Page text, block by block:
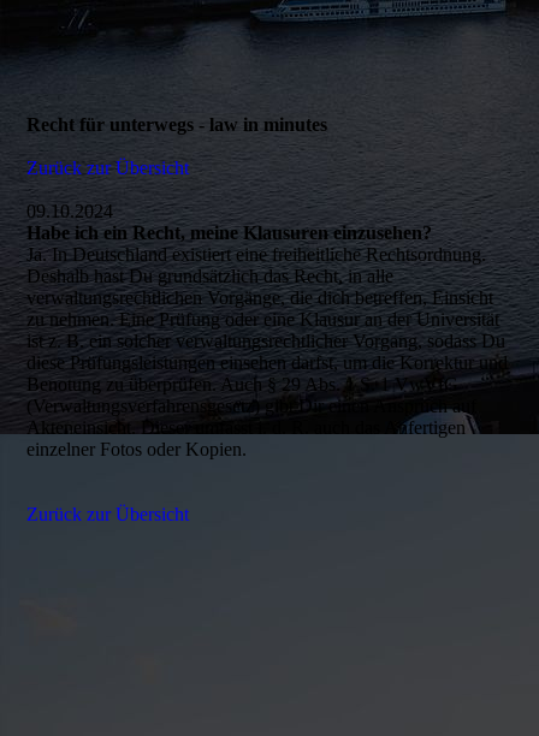
Recht für unterwegs - law in minutes
Zurück zur Übersicht
09.10.2024
Habe ich ein Recht, meine Klausuren einzusehen?
Ja. In Deutschland existiert eine freiheitliche Rechtsordnung.
Deshalb hast Du grundsätzlich das Recht, in alle
verwaltungsrechtlichen Vorgänge, die dich betreffen, Einsicht
zu nehmen. Eine Prüfung oder eine Klausur an der Universität
ist z. B. ein solcher verwaltungsrechtlicher Vorgang, sodass Du
diese Prüfungsleistungen einsehen darfst, um die Korrektur und
Benotung zu überprüfen. Auch § 29 Abs. 1 S. 1 VwVfG
(Verwaltungsverfahrensgesetz) gibt Dir einen Anspruch auf
Akteneinsicht. Dieser umfasst i. d. R. auch das Anfertigen
einzelner Fotos oder Kopien.
Zurück zur Übersicht